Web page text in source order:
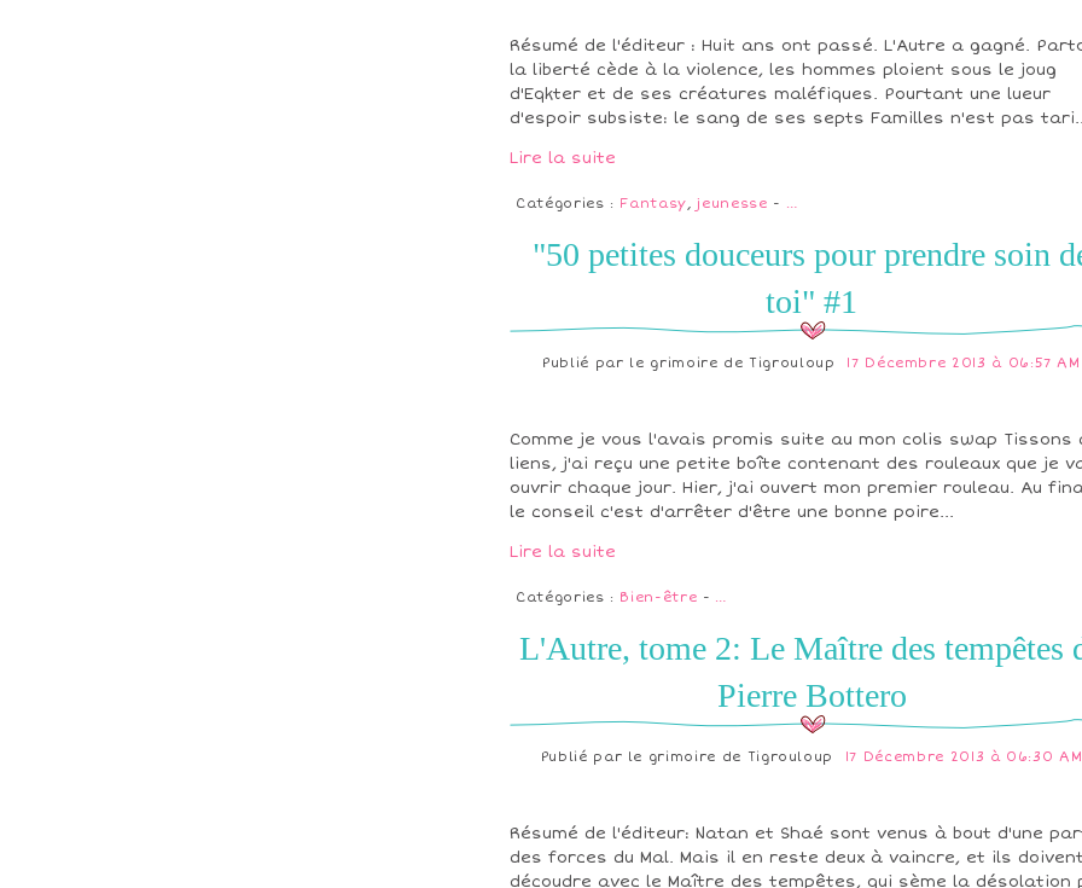
Résumé de l'éditeur : Huit ans ont passé. L'Autre a gagné.
la liberté cède à la violence, les hommes ploient sous le joug
d'Eqkter et de ses créatures maléfiques. Pourtant une lueur
d'espoir subsiste: le sang de ses septs Familles n'est pas
Lire la suite
Catégories : Fantasy,jeunesse - …
"50 petites douceurs pour prendre soin
toi" #1
Publié par le grimoire de Tigrouloup 17 Décembre 2013 à 06:57 AM
Comme je vous l'avais promis suite au mon colis swap Tissons
liens, j'ai reçu une petite boîte contenant des rouleaux que je
ouvrir chaque jour. Hier, j'ai ouvert mon premier rouleau. Au
le conseil c'est d'arrêter d'être une bonne poire...
Lire la suite
Catégories : Bien-être - …
L'Autre, tome 2: Le Maître des tempêtes
Pierre Bottero
Publié par le grimoire de Tigrouloup 17 Décembre 2013 à 06:30 AM
Résumé de l'éditeur: Natan et Shaé sont venus à bout d'une
des forces du Mal. Mais il en reste deux à vaincre, et ils
découdre avec le Maître des tempêtes, qui sème la désolation